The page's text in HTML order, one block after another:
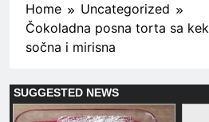
Home
Uncategorized
Čokoladna posna torta sa
sočna i mirisna